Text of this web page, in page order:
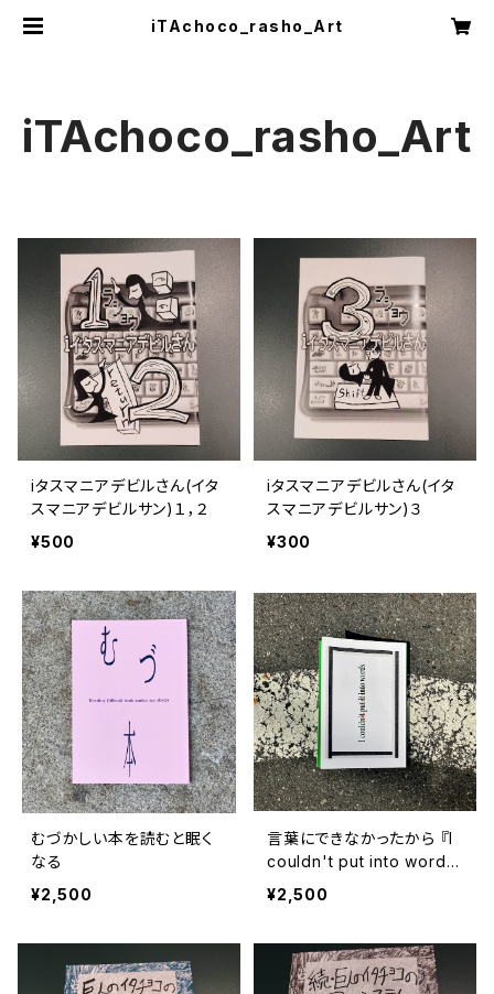
iTAchoco_rasho_Art
iTAchoco_rasho_Art
iタスマニアデビルさん(イタ
スマニアデビルサン)１，２
¥500
iタスマニアデビルさん(イタ
スマニアデビルサン)３
¥300
むづかしい本を読むと眠く
なる
¥2,500
言葉にできなかったから 『I
couldn't put into word
s』
¥2,500